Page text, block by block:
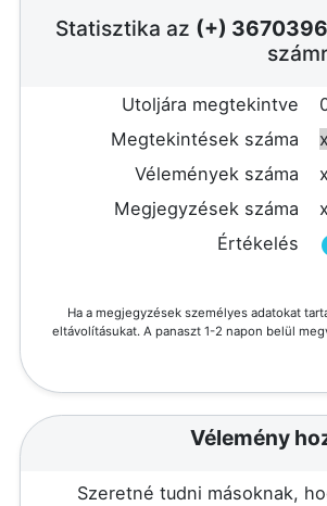
Statisztika az (+)
Utoljára megtekintve
Megtekintések száma
Vélemények száma
Megjegyzések száma
Értékelés
Ha a megjegyzések személyes adatokat
eltávolításukat. A panaszt 1-2 napon belül
Vélemény
Szeretné tudni másoknak,